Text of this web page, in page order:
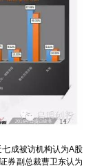
成被访机构认为A股
券副总裁曹卫东认为